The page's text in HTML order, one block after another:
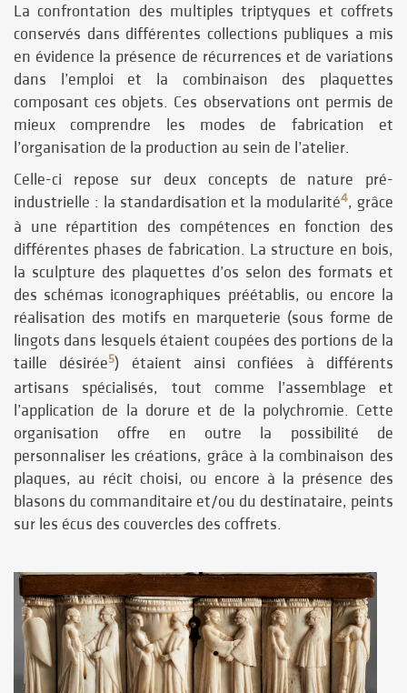
La confrontation des multiples triptyques et coffrets
conservés dans différentes collections publiques a mis
en évidence la présence de récurrences et de variations
dans l’emploi et la combinaison des plaquettes
composant ces objets. Ces observations ont permis de
mieux comprendre les modes de fabrication et
l’organisation de la production au sein de l’atelier.
Celle-ci repose sur deux concepts de nature pré-
industrielle : la standardisation et la modularité4, grâce
à une répartition des compétences en fonction des
différentes phases de fabrication. La structure en bois,
la sculpture des plaquettes d’os selon des formats et
des schémas iconographiques préétablis, ou encore la
réalisation des motifs en marqueterie (sous forme de
lingots dans lesquels étaient coupées des portions de la
taille désirée5) étaient ainsi confiées à différents
artisans spécialisés, tout comme l’assemblage et
l’application de la dorure et de la polychromie. Cette
organisation offre en outre la possibilité de
personnaliser les créations, grâce à la combinaison des
plaques, au récit choisi, ou encore à la présence des
blasons du commanditaire et/ou du destinataire, peints
sur les écus des couvercles des coffrets.